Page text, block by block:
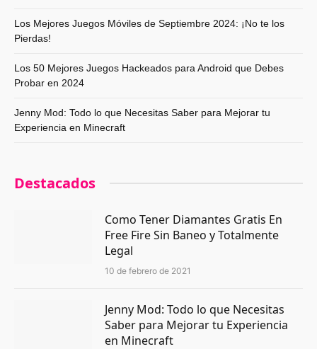
Los Mejores Juegos Móviles de Septiembre 2024: ¡No te los
Pierdas!
Los 50 Mejores Juegos Hackeados para Android que Debes
Probar en 2024
Jenny Mod: Todo lo que Necesitas Saber para Mejorar tu
Experiencia en Minecraft
Destacados
Como Tener Diamantes Gratis En
Free Fire Sin Baneo y Totalmente
Legal
10 de febrero de 2021
Jenny Mod: Todo lo que Necesitas
Saber para Mejorar tu Experiencia
en Minecraft